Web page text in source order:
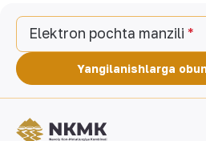
Elektron pochta manzili
Yangilanishlarga